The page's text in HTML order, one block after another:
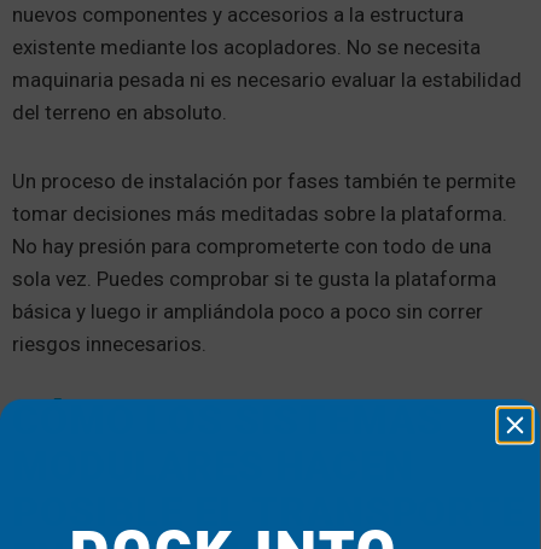
nuevos componentes y accesorios a la estructura
existente mediante los acopladores. No se necesita
maquinaria pesada ni es necesario evaluar la estabilidad
del terreno en absoluto.
Un proceso de instalación por fases también te permite
tomar decisiones más meditadas sobre la plataforma.
No hay presión para comprometerte con todo de una
sola vez. Puedes comprobar si te gusta la plataforma
básica y luego ir ampliándola poco a poco sin correr
riesgos innecesarios.